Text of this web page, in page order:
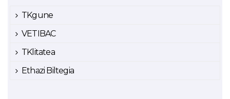
TKgune
VETIBAC
TKlitatea
Ethazi Biltegia